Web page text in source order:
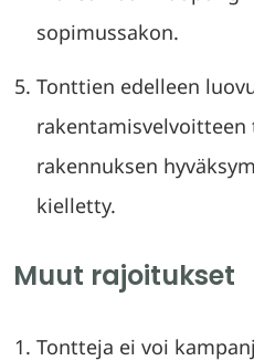
sopimussakon.
Tonttien edelleen
rakennuksen
kielletty.
Muut rajoitukset
Tontteja ei voi